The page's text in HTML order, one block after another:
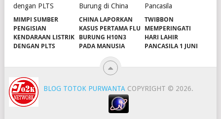
MIMPI SUMBER
PENGISIAN
KENDARAAN LISTRIK
DENGAN PLTS
CHINA LAPORKAN
KASUS PERTAMA FLU
BURUNG H10N3
PADA MANUSIA
TWIBBON
MEMPERINGATI
HARI LAHIR
PANCASILA 1 JUNI
BLOG TOTOK PURWANTA COPYRIGHT © 2026.